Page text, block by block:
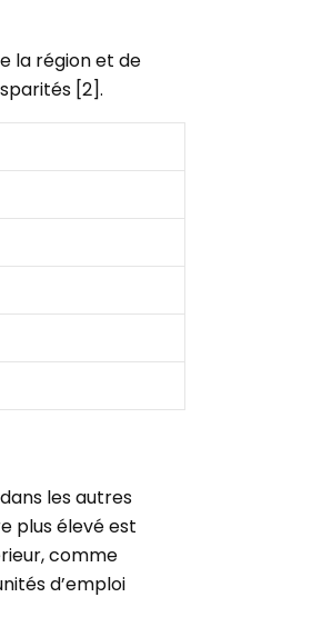
la région et de
[2].
les autres
plus élevé est
comme
d’emploi